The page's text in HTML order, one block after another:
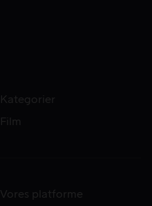
Kategorier
Film
Vores platforme